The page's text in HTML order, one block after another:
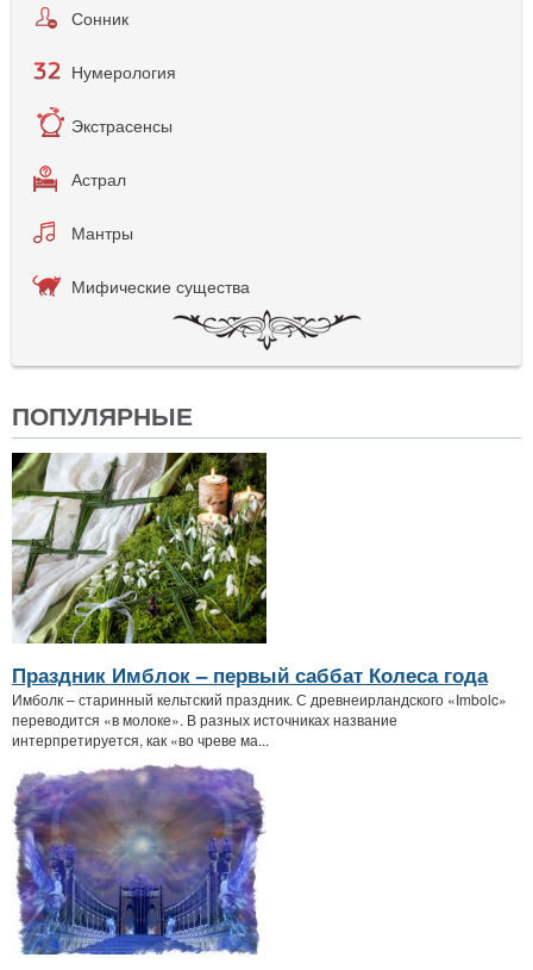
Сонник
Нумерология
Экстрасенсы
Астрал
Мантры
Мифические существа
ПОПУЛЯРНЫЕ
Праздник Имблок – первый саббат Колеса года
Имболк – старинный кельтский праздник. С древнеирландского «Imbolc»
переводится «в молоке». В разных источниках название
интерпретируется, как «во чреве ма...